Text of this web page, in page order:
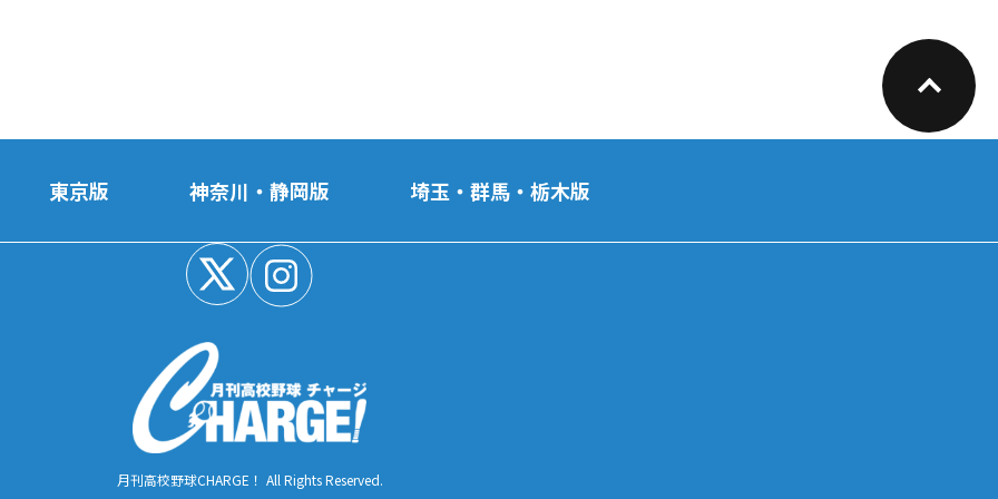
東京版 神奈川・静岡版 埼玉・群馬・栃木版
月刊高校野球CHARGE！ All Rights Reserved.